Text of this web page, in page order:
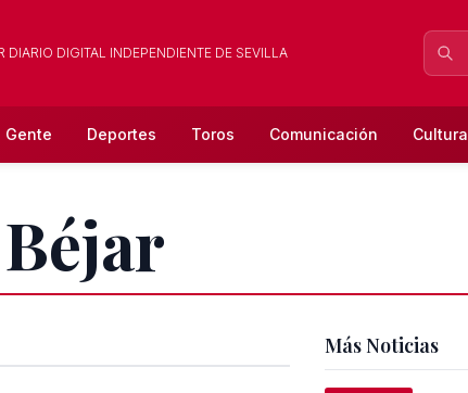
DIARIO DIGITAL INDEPENDIENTE DE SEVILLA
Gente Deportes Toros Comunicación Cultura
Más Noticias